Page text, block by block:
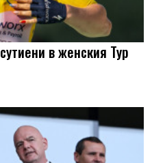
в женския Тур